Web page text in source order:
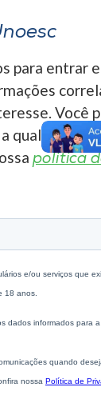
para entrar
Você
qualquer
política